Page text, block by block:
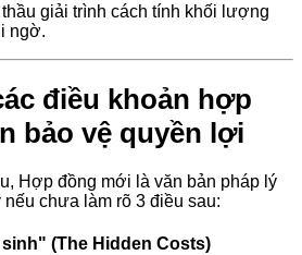
giải trình cách tính khối lượng
ngờ.
điều khoản hợp
bảo vệ quyền lợi
Hợp đồng mới là văn bản pháp lý
chưa làm rõ 3 điều sau:
(The Hidden Costs)